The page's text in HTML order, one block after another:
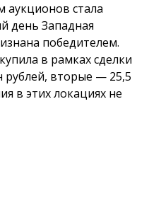
аукционов стала
день Западная
победителем.
в рамках сделки
рублей, вторые — 25,5
в этих локациях не